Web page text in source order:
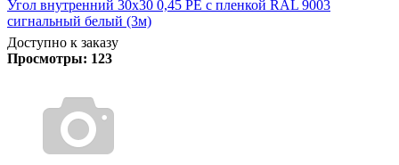
Угол внутренний 30х30 0,45 PE с пленкой RAL 9003
сигнальный белый (3м)
Доступно к заказу
Просмотры: 123